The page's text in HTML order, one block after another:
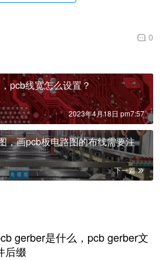
0
pcb线宽怎么设置？
2023年4月18日 pm7:57
，画pcb板电路图的布线需要注
下一篇
gerber是什么，pcb gerber文
后缀